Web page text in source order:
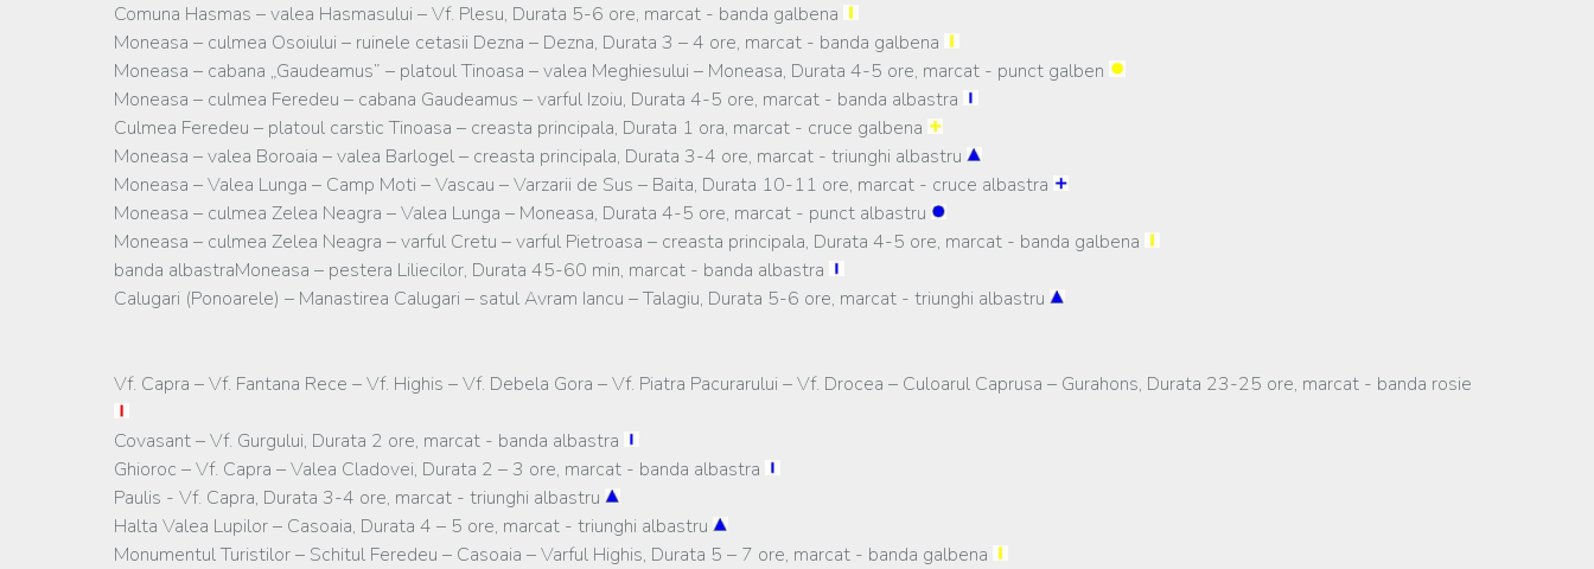
Comuna Hasmas – valea Hasmasului – Vf. Plesu, Durata 5-6 ore, marcat - banda galbena
Moneasa – culmea Osoiului – ruinele cetasii Dezna – Dezna, Durata 3 – 4 ore, marcat - banda galbena
Moneasa – cabana „Gaudeamus” – platoul Tinoasa – valea Meghiesului – Moneasa, Durata 4-5 ore, marcat - punct galben
Moneasa – culmea Feredeu – cabana Gaudeamus – varful Izoiu, Durata 4-5 ore, marcat - banda albastra
Culmea Feredeu – platoul carstic Tinoasa – creasta principala, Durata 1 ora, marcat - cruce galbena
Moneasa – valea Boroaia – valea Barlogel – creasta principala, Durata 3-4 ore, marcat - triunghi albastru
Moneasa – Valea Lunga – Camp Moti – Vascau – Varzarii de Sus – Baita, Durata 10-11 ore, marcat - cruce albastra
Moneasa – culmea Zelea Neagra – Valea Lunga – Moneasa, Durata 4-5 ore, marcat - punct albastru
Moneasa – culmea Zelea Neagra – varful Cretu – varful Pietroasa – creasta principala, Durata 4-5 ore, marcat - banda galbena
banda albastraMoneasa – pestera Liliecilor, Durata 45-60 min, marcat - banda albastra
Calugari (Ponoarele) – Manastirea Calugari – satul Avram Iancu – Talagiu, Durata 5-6 ore, marcat - triunghi albastru
Vf. Capra – Vf. Fantana Rece – Vf. Highis – Vf. Debela Gora – Vf. Piatra Pacurarului – Vf. Drocea – Culoarul Caprusa – Gurahons, Durata 23-25 ore, marcat - banda rosie
Covasant – Vf. Gurgului, Durata 2 ore, marcat - banda albastra
Ghioroc – Vf. Capra – Valea Cladovei, Durata 2 – 3 ore, marcat - banda albastra
Paulis - Vf. Capra, Durata 3-4 ore, marcat - triunghi albastru
Halta Valea Lupilor – Casoaia, Durata 4 – 5 ore, marcat - triunghi albastru
Monumentul Turistilor – Schitul Feredeu – Casoaia – Varful Highis, Durata 5 – 7 ore, marcat - banda galbena